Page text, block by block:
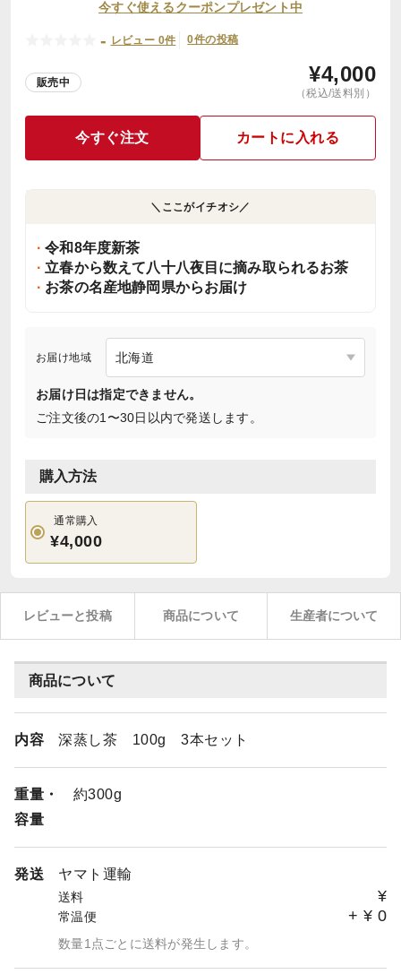
今すぐ使えるクーポンプレゼント中
- レビュー 0件 0件の投稿
販売中 ¥4,000
（税込/送料別）
今すぐ注文 カートに入れる
＼ここがイチオシ／
令和8年度新茶
立春から数えて八十八夜目に摘み取られるお茶
お茶の名産地静岡県からお届け
お届け地域
お届け日は指定できません。
ご注文後の1〜30日以内で発送します。
購入方法
通常購入
¥4,000
レビューと投稿 商品について 生産者について
商品について
内容 深蒸し茶 100g 3本セット
重量・
容量
約300g
発送 ヤマト運輸
送料 ¥
常温便 + ¥ 0
数量1点ごとに送料が発生します。